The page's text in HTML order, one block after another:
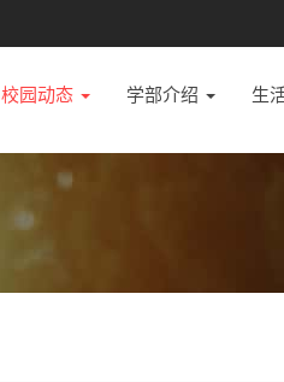
校园动态 学部介绍 生